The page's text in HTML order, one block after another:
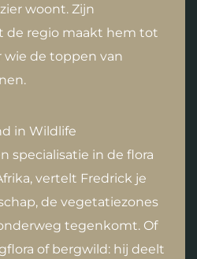
woont. Zijn
de regio maakt hem tot
wie de toppen van
in Wildlife
specialisatie in de flora
vertelt Fredrick je
de vegetatiezones
tegenkomt. Of
of bergwild: hij deelt